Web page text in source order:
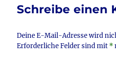
o
k
Schreibe einen
Deine E-Mail-Adresse wird
Erforderliche Felder sind mit *